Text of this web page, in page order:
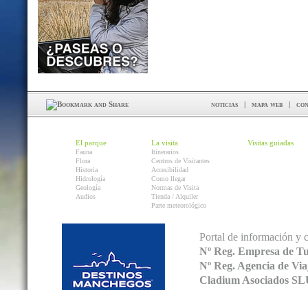
noticias | mapa web |
El parque
Fauna
Flora
Historia
Hidrología
Geología
Audios
La visita
Itinerarios
Centros de Visitantes
Accesibilidad
Como llegar
Normas de Visita
Tienda / Alquiler
Parte meteorológico
Visitas guiadas
Portal de información y
Nº Reg. Empresa de
Nº Reg. Agencia de
Cladium Asociados